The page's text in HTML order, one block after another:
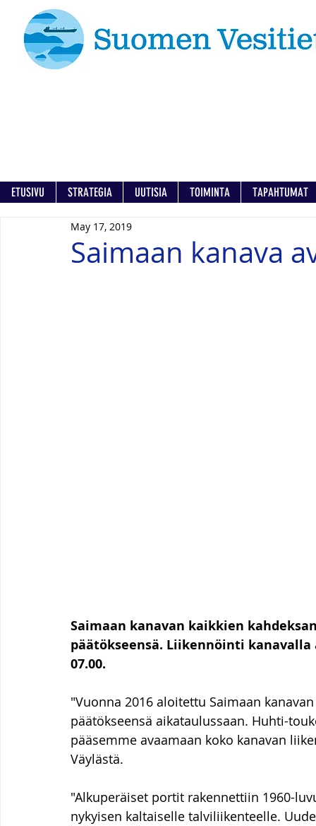
ETUSIVU STRATEGIA UUTISIA TOIMINTA TAPAHTUMAT
Saimaan kanava
May 17, 2019
Saimaan kanavan kaikkien
päätökseensä. Liikennöinti
07.00.
"Vuonna 2016 aloitettu Saimaan
päätökseensä aikataulussaan. Huhti-
pääsemme avaamaan koko kanavan
Väylästä.
"Alkuperäiset portit rakennettiin 1960-
nykyisen kaltaiselle talviliikenteelle.